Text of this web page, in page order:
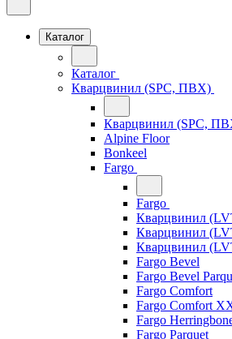
Каталог
Каталог
Кварцвинил (SPC, ПВХ)
Кварцвинил (SPC,
Alpine Floor
Bonkeel
Fargo
Fargo
Кварцвинил
Кварцвинил
Кварцвинил
Fargo Bevel
Fargo Bevel
Fargo Comfort
Fargo Comfort
Fargo
Fargo Parquet